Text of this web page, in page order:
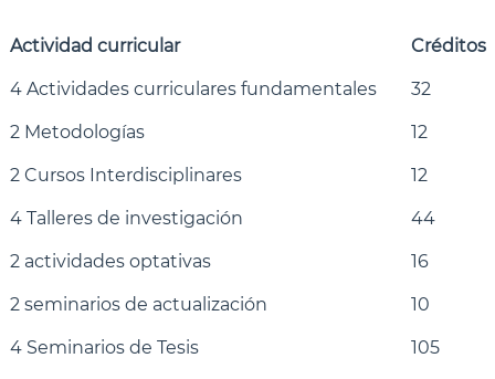
Actividad curricular Créditos
4 Actividades curriculares fundamentales 32
2 Metodologías 12
2 Cursos Interdisciplinares 12
4 Talleres de investigación 44
2 actividades optativas 16
2 seminarios de actualización 10
4 Seminarios de Tesis 105